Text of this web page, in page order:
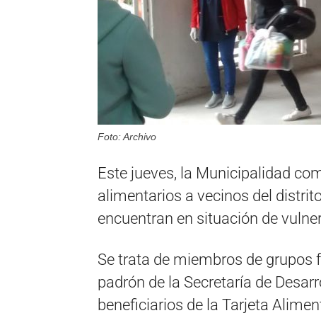
Foto: Archivo
Este jueves, la Municipalidad
alimentarios a vecinos del
encuentran en situación de
Se trata de miembros de grupos
padrón de la Secretaría de
beneficiarios de la Tarjeta